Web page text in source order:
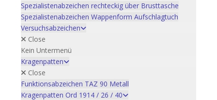
Spezialistenabzeichen rechteckig über Brusttasche
Spezialistenabzeichen Wappenform Aufschlagtuch
Versuchsabzeichen
Close
Kein Untermenü
Kragenpatten
Close
Funktionsabzeichen TAZ 90 Metall
Kragenpatten Ord 1914 / 26 / 40